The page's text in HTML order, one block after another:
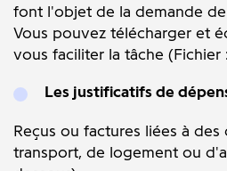
font l'objet de la demande
Vous pouvez télécharger et
vous faciliter la tâche (Fichier
Les justificatifs de
Reçus ou factures liées à des
transport, de logement ou